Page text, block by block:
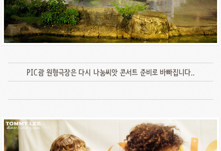
PIC괌 원형극장은 다시 나눔씨앗 콘서트 준비로 바빠집니다..